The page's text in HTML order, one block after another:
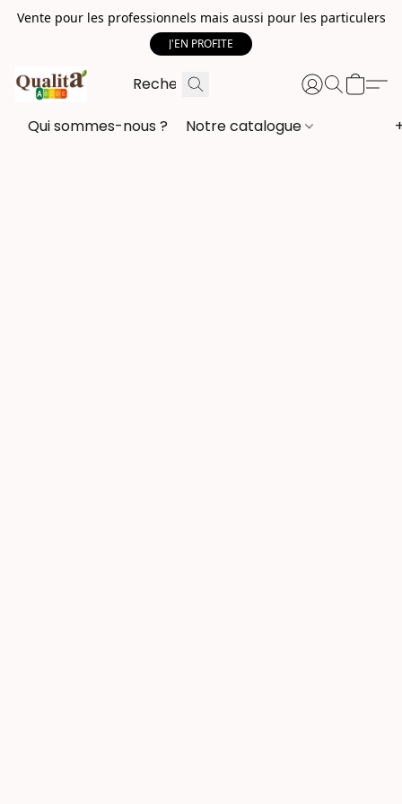
Vente pour les professionnels mais aussi pour les particulers
J'EN PROFITE
Qui sommes-nous ? Notre catalogue